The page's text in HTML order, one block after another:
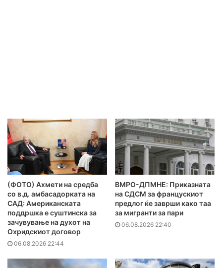
(ФОТО) Ахмети на средба
со в.д. амбасадорката на
САД: Американската
поддршка е суштинска за
зачувување на духот на
Охридскиот договор
06.08.2026 22:44
ВМРО-ДПМНЕ: Приказната
на СДСМ за францускиот
предлог ќе заврши како таа
за мигранти за пари
06.08.2026 22:40